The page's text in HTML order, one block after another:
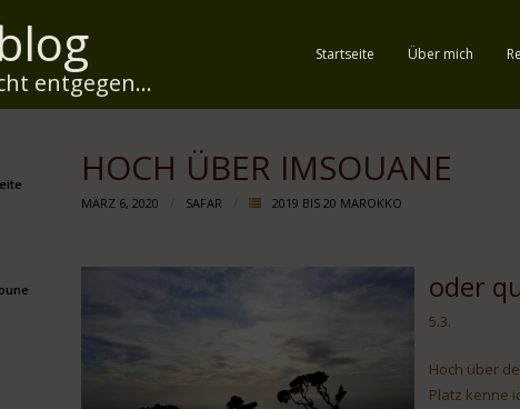
entgegen...
Startseite Über mich
HOCH ÜBER IMSOUANE
MÄRZ 6, 2020 SAFAR 2019 BIS 20 MAROKKO
oder
5.3.
Hoch über
Platz kenne